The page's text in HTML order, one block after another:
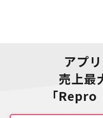
アプ
売上最
「Repro